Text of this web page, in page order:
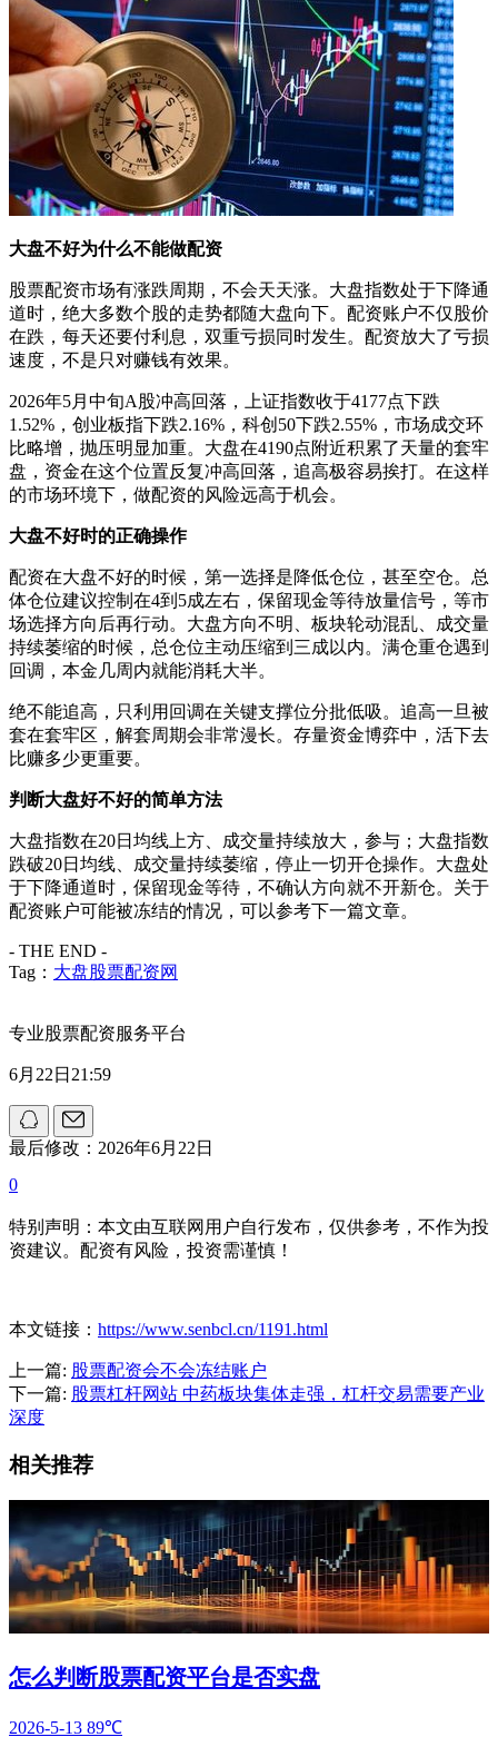
大盘不好为什么不能做配资
股票配资市场有涨跌周期，不会天天涨。大盘指数处于下降通
道时，绝大多数个股的走势都随大盘向下。配资账户不仅股价
在跌，每天还要付利息，双重亏损同时发生。配资放大了亏损
速度，不是只对赚钱有效果。
2026年5月中旬A股冲高回落，上证指数收于4177点下跌
1.52%，创业板指下跌2.16%，科创50下跌2.55%，市场成交环
比略增，抛压明显加重。大盘在4190点附近积累了天量的套牢
盘，资金在这个位置反复冲高回落，追高极容易挨打。在这样
的市场环境下，做配资的风险远高于机会。
大盘不好时的正确操作
配资在大盘不好的时候，第一选择是降低仓位，甚至空仓。总
体仓位建议控制在4到5成左右，保留现金等待放量信号，等市
场选择方向后再行动。大盘方向不明、板块轮动混乱、成交量
持续萎缩的时候，总仓位主动压缩到三成以内。满仓重仓遇到
回调，本金几周内就能消耗大半。
绝不能追高，只利用回调在关键支撑位分批低吸。追高一旦被
套在套牢区，解套周期会非常漫长。存量资金博弈中，活下去
比赚多少更重要。
判断大盘好不好的简单方法
大盘指数在20日均线上方、成交量持续放大，参与；大盘指数
跌破20日均线、成交量持续萎缩，停止一切开仓操作。大盘处
于下降通道时，保留现金等待，不确认方向就不开新仓。关于
配资账户可能被冻结的情况，可以参考下一篇文章。
- THE END -
Tag： 大盘股票配资网
专业股票配资服务平台
6月22日21:59
最后修改：2026年6月22日
0
特别声明：本文由互联网用户自行发布，仅供参考，不作为投
资建议。配资有风险，投资需谨慎！
本文链接： https://www.senbcl.cn/1191.html
上一篇: 股票配资会不会冻结账户
下一篇: 股票杠杆网站 中药板块集体走强，杠杆交易需要产业
深度
相关推荐
怎么判断股票配资平台是否实盘
2026-5-13 89℃